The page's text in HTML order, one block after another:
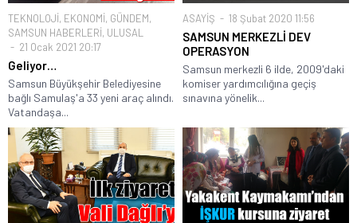
TEKNOLOJİ, EKONOMİ, GÜNDEM,
SAMSUN HABERLERİ, ULUSAL
21 Ocak 2021 20:17
Geliyor…
Samsun Büyükşehir Belediyesine
bağlı Samulaş'a 33 yeni araç alındı.
Vatandaşa...
ASAYİŞ 18 Şubat 2020 11:56
SAMSUN MERKEZLİ DEV
OPERASYON
Samsun merkezli 6 ilde, 2009'daki
komiser yardımcılığına geçiş
sınavına yönelik...